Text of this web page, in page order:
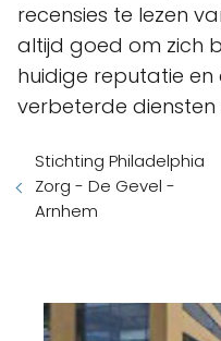
recensies te lezen
altijd goed om zich
huidige reputatie
verbeterde diensten
Stichting Philadelphia
Zorg - De Gevel -
Arnhem